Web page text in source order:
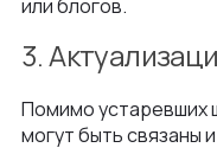
или блогов.
3.
Помимо устаревших
могут быть связаны